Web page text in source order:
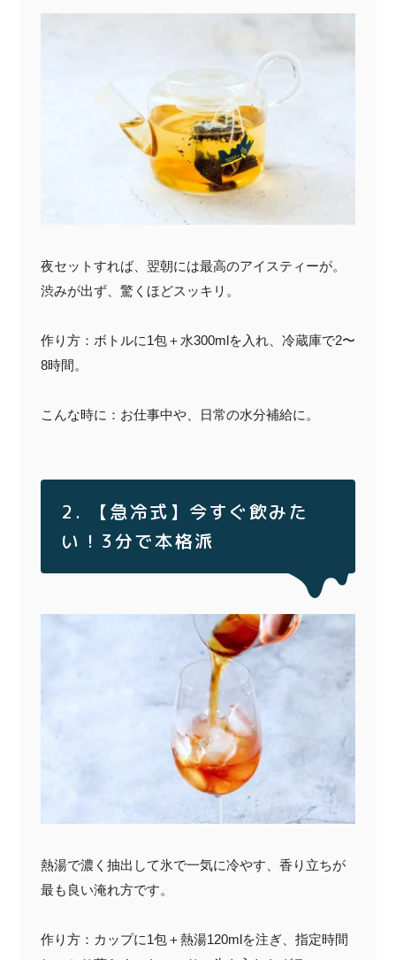
夜セットすれば、翌朝には最高のアイスティーが。
渋みが出ず、驚くほどスッキリ。
作り方：ボトルに1包＋水300mlを入れ、冷蔵庫で2〜
8時間。
こんな時に：お仕事中や、日常の水分補給に。
2. 【急冷式】今すぐ飲みた
い！3分で本格派
熱湯で濃く抽出して氷で一気に冷やす、香り立ちが
最も良い淹れ方です。
作り方：カップに1包＋熱湯120mlを注ぎ、指定時間